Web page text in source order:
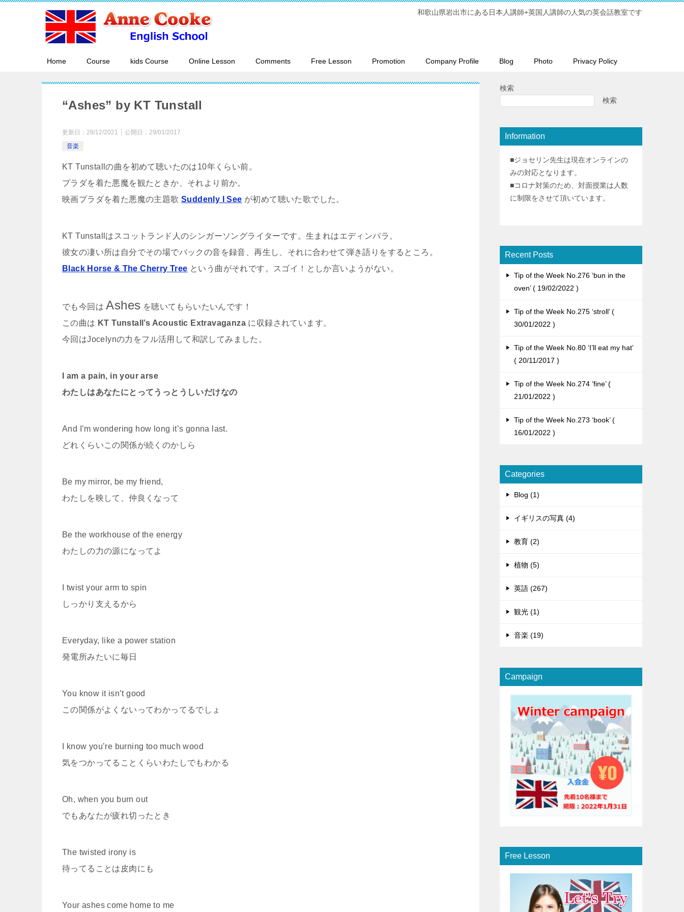
和歌山県岩出市にある日本人講師+英国人講師の人気の英会話教室です
Home Course kids Course Online Lesson Comments Free Lesson Promotion Company Profile Blog Photo Privacy Policy
“Ashes” by KT Tunstall
更新日： 28/12/2021 公開日： 29/01/2017
音楽
KT Tunstallの曲を初めて聴いたのは10年くらい前。
プラダを着た悪魔を観たときか、それより前か。
映画プラダを着た悪魔の主題歌 Suddenly I See が初めて聴いた歌でした。
KT Tunstallはスコットランド人のシンガーソングライターです。生まれはエディンバラ。
彼女の凄い所は自分でその場でバックの音を録音、再生し、それに合わせて弾き語りをするところ。
Black Horse & The Cherry Tree という曲がそれです。スゴイ！としか言いようがない。
でも今回は Ashes を聴いてもらいたいんです！
この曲は KT Tunstall’s Acoustic Extravaganza に収録されています。
今回はJocelynの力をフル活用して和訳してみました。
I am a pain, in your arse
わたしはあなたにとってうっとうしいだけなの
And I’m wondering how long it’s gonna last.
どれくらいこの関係が続くのかしら
Be my mirror, be my friend,
わたしを映して、仲良くなって
Be the workhouse of the energy
わたしの力の源になってよ
I twist your arm to spin
しっかり支えるから
Everyday, like a power station
発電所みたいに毎日
You know it isn’t good
この関係がよくないってわかってるでしょ
I know you’re burning too much wood
気をつかってることくらいわたしでもわかる
Oh, when you burn out
でもあなたが疲れ切ったとき
The twisted irony is
待ってることは皮肉にも
Your ashes come home to me
検索
検索
Information
■ジョセリン先生は現在オンラインの
みの対応となります。
■コロナ対策のため、対面授業は人数
に制限をさせて頂いています。
Recent Posts
Tip of the Week No.276 ‘bun in the
oven’
19/02/2022
Tip of the Week No.275 ‘stroll’
30/01/2022
Tip of the Week No.80 ‘I’ll eat my hat’
20/11/2017
Tip of the Week No.274 ‘fine’
21/01/2022
Tip of the Week No.273 ‘book’
16/01/2022
Categories
Blog (1)
イギリスの写真 (4)
教育 (2)
植物 (5)
英語 (267)
観光 (1)
音楽 (19)
Campaign
Free Lesson